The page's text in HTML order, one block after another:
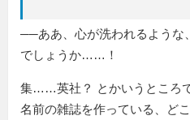
──ああ、心が洗われるような
でしょうか……！
集……英社？ とかいうところ
名前の雑誌を作っている、ど